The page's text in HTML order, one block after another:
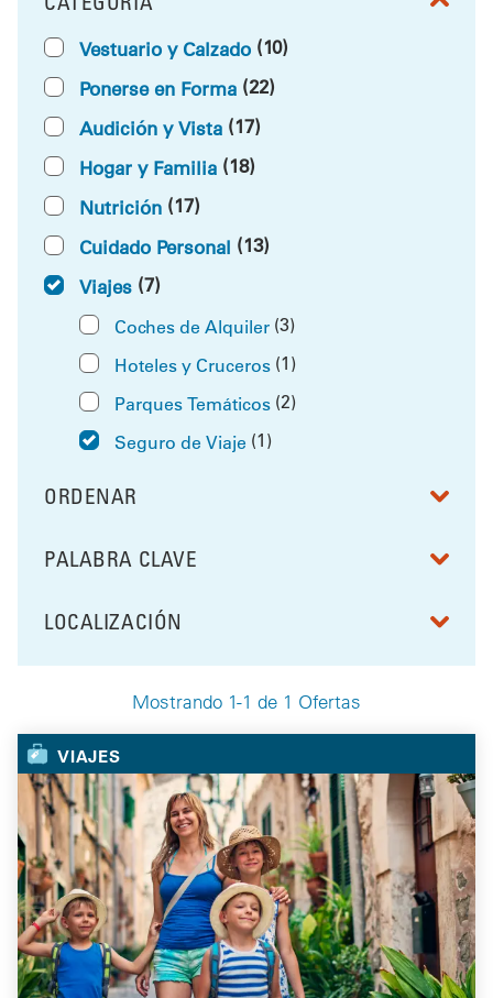
Mostrando 1-1 de 1 Ofertas
FILTRAR POR
Vestuario y Calzado (10)
Ponerse en Forma (22)
Audición y Vista (17)
Hogar y Familia (18)
Nutrición (17)
Cuidado Personal (13)
Viajes (7)
Coches de Alquiler (3)
Hoteles y Cruceros (1)
Parques Temáticos (2)
Seguro de Viaje (1)
ORDENAR
RESULTS BY
FILTRAR POR
PALABRA CLAVE
FILTRAR POR
LOCALIZACIÓN
Your Selected Deals
VIAJES